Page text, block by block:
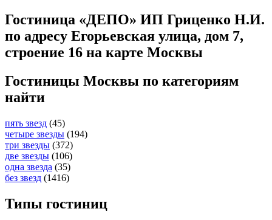
Гостиница «ДЕПО» ИП Гриценко Н.И.
по адресу Егорьевская улица, дом 7,
строение 16 на карте Москвы
Гостиницы Москвы по категориям
найти
пять звезд (45)
четыре звезды (194)
три звезды (372)
две звезды (106)
одна звезда (35)
без звезд (1416)
Типы гостиниц